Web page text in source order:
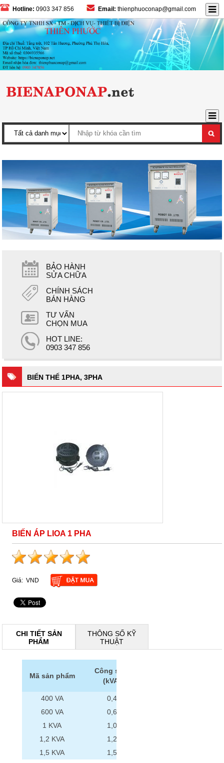
Hotline: 0903 347 856 Email: thienphuoconap@gmail.com
BẢO HÀNH
SỬA CHỮA
CHÍNH SÁCH
BÁN HÀNG
TƯ VẤN
CHỌN MUA
HOT LINE:
0903 347 856
BIẾN THẾ 1PHA, 3PHA
BIẾN ÁP LIOA 1 PHA
Giá: VND
CHI TIẾT SẢN
PHẨM
THÔNG SỐ KỸ
THUẬT
Mã sản phẩm
Công suất
(kVA)
400 VA
0,4
600 VA
0,6
1 KVA
1,0
1,2 KVA
1,2
1,5 KVA
1,5